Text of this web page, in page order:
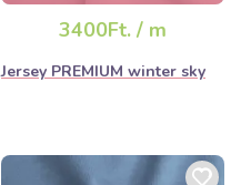
elfogyhat!
3400Ft. / m
Jersey PREMIUM winter sky